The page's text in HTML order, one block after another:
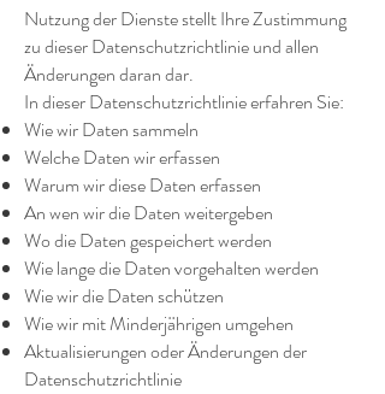
Nutzung der Dienste stellt Ihre Zustimmung
zu dieser Datenschutzrichtlinie und allen
Änderungen daran dar.
In dieser Datenschutzrichtlinie erfahren Sie:
Wie wir Daten sammeln
Welche Daten wir erfassen
Warum wir diese Daten erfassen
An wen wir die Daten weitergeben
Wo die Daten gespeichert werden
Wie lange die Daten vorgehalten werden
Wie wir die Daten schützen
Wie wir mit Minderjährigen umgehen
Aktualisierungen oder Änderungen der
Datenschutzrichtlinie